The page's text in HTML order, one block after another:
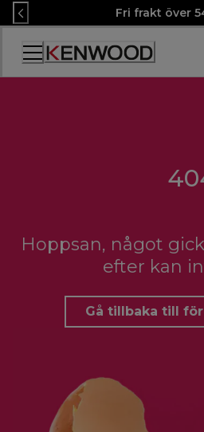
Skip
to
Content
Fri frakt över
Accessibility
Statement
Hoppsan, något
efter kan
Gå tillbaka till